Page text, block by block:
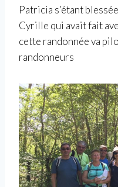
Patricia s’étant
Cyrille qui avait fait
cette randonnée va
randonneurs